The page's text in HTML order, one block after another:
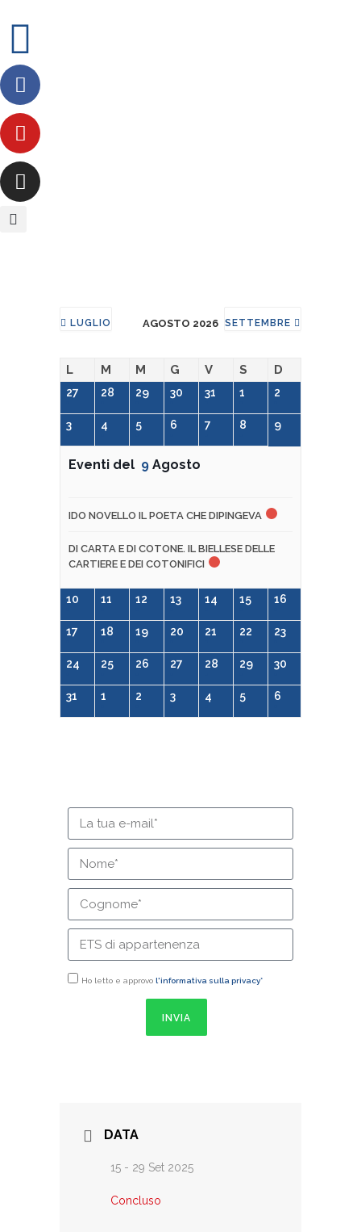
LUGLIO AGOSTO 2026 SETTEMBRE
L M M G V S D
27 28 29 30 31 1 2
3 4 5 6 7 8 9
Eventi del 9 Agosto
IDO NOVELLO IL POETA CHE DIPINGEVA
DI CARTA E DI COTONE. IL BIELLESE DELLE
CARTIERE E DEI COTONIFICI
10 11 12 13 14 15 16
17 18 19 20 21 22 23
24 25 26 27 28 29 30
31 1 2 3 4 5 6
Ho letto e approvo l'informativa sulla privacy*
INVIA
DATA
15 - 29 Set 2025
Concluso